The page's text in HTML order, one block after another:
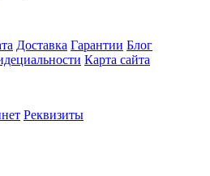
Доставка Гарантии Блог
Карта сайта
Реквизиты